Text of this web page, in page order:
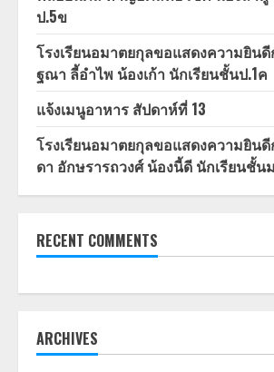
ป.5ข
โรงเรียนอมาตยกุลขอแสดงความยิน
ฐณา ลี้อำไพ น้องเก้า นักเรียนชั้นป.1ค
แจ้งเมนูอาหาร สัปดาห์ที่ 13
โรงเรียนอมาตยกุลขอแสดงความยิน
ดา อักษรารถวงศ์ น้องนี้ดี นักเรียนชั้น
RECENT COMMENTS
ARCHIVES